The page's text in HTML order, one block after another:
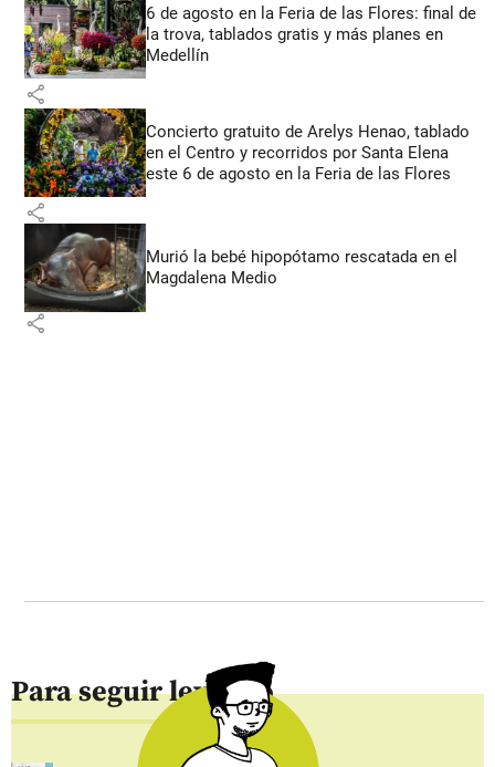
6 de agosto en la Feria de las Flores: final de
la trova, tablados gratis y más planes en
Medellín
share
Concierto gratuito de Arelys Henao, tablado
en el Centro y recorridos por Santa Elena
este 6 de agosto en la Feria de las Flores
share
Murió la bebé hipopótamo rescatada en el
Magdalena Medio
share
Para seguir leyendo